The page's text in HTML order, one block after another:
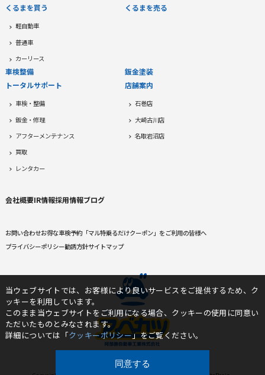
くるまを買う
軽自動車
普通車
カーリース
くるまを売る
車検整備
鈑金塗装
トータルサポート
車検・整備
鈑金・修理
アフターメンテナンス
買取
レンタカー
店舗案内
石巻店
大崎古川店
名取岩沼店
会社概要IR情報採用情報ブログ
お問い合わせお得な車検予約「マル特乗るだけクーポン」をご利用の皆様へ
プライバシーポリシー勧誘方針サイトマップ
当ウェブサイトでは、お客様により良いサービスをご提供するため、ク
ッキーを利用しています。
このまま当ウェブサイトをご利用になる場合、クッキーの使用に同意い
ただいたものとみなされます。
詳細については「クッキーポリシー」をご覧ください。
同意する